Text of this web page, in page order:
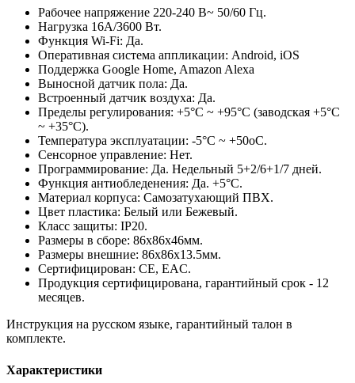
Рабочее напряжение 220-240 В~ 50/60 Гц.
Нагрузка 16А/3600 Вт.
Функция Wi-Fi: Да.
Оперативная система аппликации: Android, iOS
Поддержка Google Home, Amazon Alexa
Выносной датчик пола: Да.
Встроенный датчик воздуха: Да.
Пределы регулирования: +5°C ~ +95°C (заводская +5°C
~ +35°C).
Температура эксплуатации: -5°C ~ +50оС.
Сенсорное управление: Нет.
Программирование: Да. Недельный 5+2/6+1/7 дней.
Функция антиобледенения: Да. +5°C.
Материал корпуса: Самозатухающий ПВХ.
Цвет пластика: Белый или Бежевый.
Класс защиты: IP20.
Размеры в сборе: 86х86х46мм.
Размеры внешние: 86х86х13.5мм.
Сертифицирован: CE, EAC.
Продукция сертифицирована, гарантийный срок - 12
месяцев.
Инструкция на русском языке, гарантийный талон в
комплекте.
Характеристики